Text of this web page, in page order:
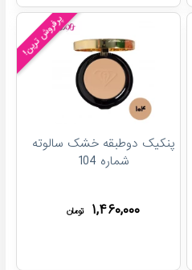
پرفروش ترین!
پنکیک دوطبقه خشک سالوته
شماره 104
۱,۴۶۰,۰۰۰ تومان